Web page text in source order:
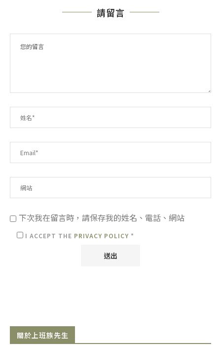
請留言
下次我在留言時，請保存我的姓名、電話、網站
I ACCEPT THE PRIVACY POLICY *
關於上班族先生